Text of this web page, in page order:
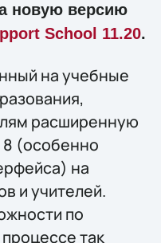
новую версию
School 11.20.
на учебные
расширенную
(особенно
на
и учителей.
по
так